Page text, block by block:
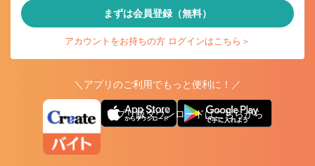
まずは会員登録（無料）
アカウントをお持ちの方 ログインはこちら＞
＼アプリのご利用でもっと便利に！／
アプリ版ダウンロードはこちらから